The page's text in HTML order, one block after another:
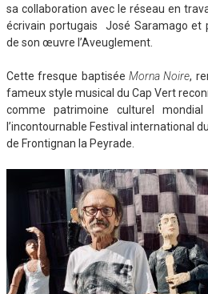
sa collaboration avec le réseau en
écrivain portugais José Saramago et
de son œuvre l’Aveuglement.
Cette fresque baptisée Morna Noire,
fameux style musical du Cap Vert
comme patrimoine culturel mondial
l’incontournable Festival international
de Frontignan la Peyrade.